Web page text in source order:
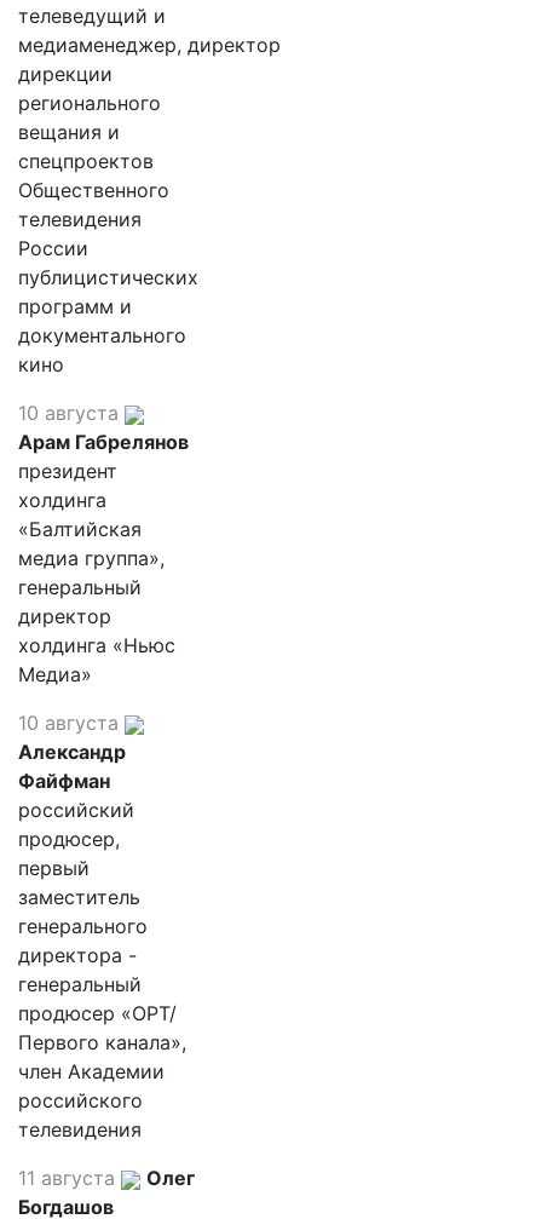
телеведущий и
медиаменеджер, директор
дирекции
регионального
вещания и
спецпроектов
Общественного
телевидения
России
публицистических
программ и
документального
кино
10 августа
Арам Габрелянов
президент
холдинга
«Балтийская
медиа группа»,
генеральный
директор
холдинга «Ньюс
Медиа»
10 августа
Александр
Файфман
российский
продюсер,
первый
заместитель
генерального
директора -
генеральный
продюсер «ОРТ/
Первого канала»,
член Академии
российского
телевидения
11 августа
Олег
Богдашов